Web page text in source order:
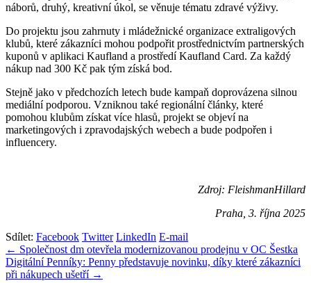
náborů, druhý, kreativní úkol, se věnuje tématu zdravé výživy.
Do projektu jsou zahrnuty i mládežnické organizace extraligových
klubů, které zákazníci mohou podpořit prostřednictvím partnerských
kuponů v aplikaci Kaufland a prostředí Kaufland Card. Za každý
nákup nad 300 Kč pak tým získá bod.
Stejně jako v předchozích letech bude kampaň doprovázena silnou
mediální podporou. Vzniknou také regionální články, které
pomohou klubům získat více hlasů, projekt se objeví na
marketingových i zpravodajských webech a bude podpořen i
influencery.
Zdroj: FleishmanHillard
Praha, 3. října 2025
Sdílet: Facebook Twitter LinkedIn E-mail
Navigace
pro
← Společnost dm otevřela modernizovanou prodejnu v OC Šestka
Digitální Penníky: Penny představuje novinku, díky které zákazníci
při nákupech ušetří →